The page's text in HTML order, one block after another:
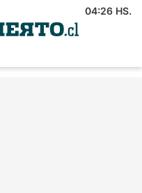
04:26 HS.